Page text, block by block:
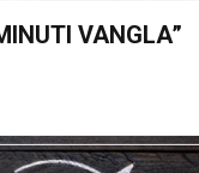
VANGLA”